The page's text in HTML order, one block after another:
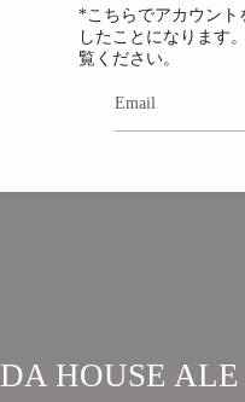
*こちらでアカウント
したことになります
覧ください。
HOUSE ALE